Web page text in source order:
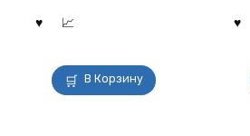
В Корзину